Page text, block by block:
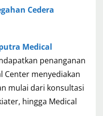
Cedera
Medical
penanganan
Center menyediakan
mulai dari konsultasi
hingga Medical